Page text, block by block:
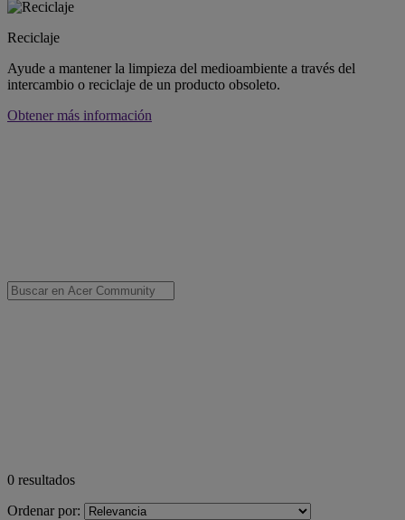
Reciclaje
Ayude a mantener la limpieza del medioambiente a través del
intercambio o reciclaje de un producto obsoleto.
Obtener más información
0 resultados
Ordenar por: